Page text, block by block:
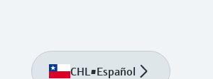
CHL •Español